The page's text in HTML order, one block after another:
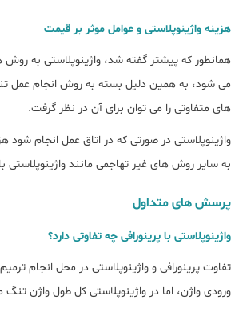
هزینه واژینوپلاستی و عوامل موثر بر قیمت
همانطور که پیشتر گفته شد، واژینوپلاستی به
می شود، به همین دلیل بسته به روش انجام عمل
های متفاوتی را می توان برای آن در نظر گرفت.
واژینوپلاستی در صورتی که در اتاق عمل انجام شود
به سایر روش های غیر تهاجمی مانند واژینوپلاستی با
پرسش های متداول
واژینوپلاستی با پرینورافی چه تفاوتی دارد؟
تفاوت پرینورافی و واژینوپلاستی در محل انجام
ورودی واژن، اما در واژینوپلاستی کل طول واژن